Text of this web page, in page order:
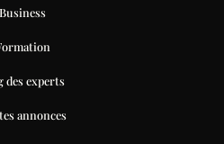
Business
des experts
annonces